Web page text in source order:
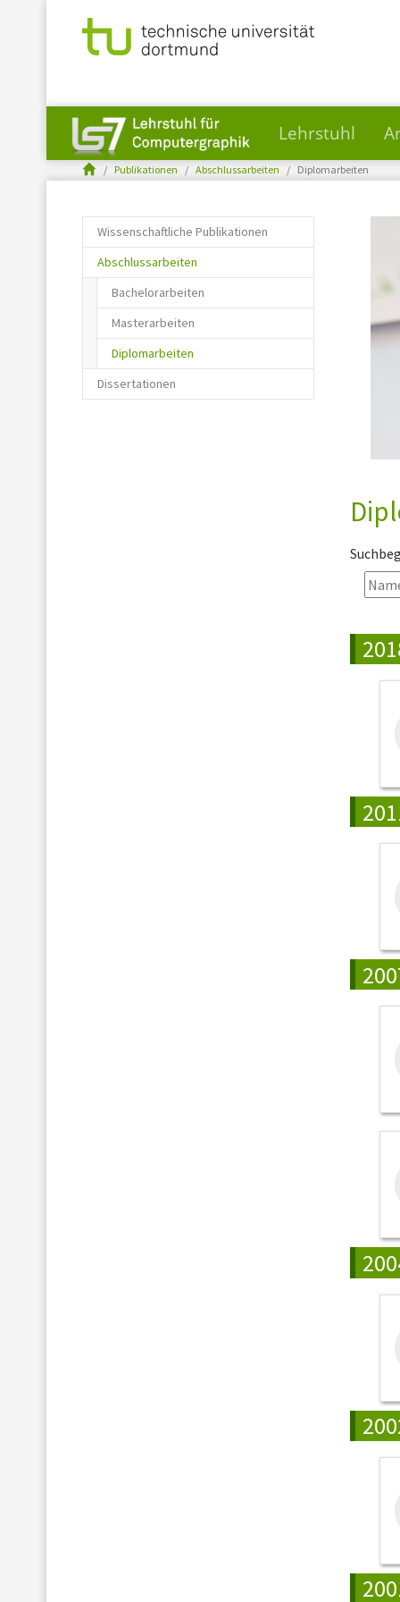
Skip to main content
Lehrstuhl
You are here:Publikationen Abschlussarbeiten Diplomarbeiten
Wissenschaftliche Publikationen
Abschlussarbeiten
Bachelorarbeiten
Masterarbeiten
Diplomarbeiten
Dissertationen